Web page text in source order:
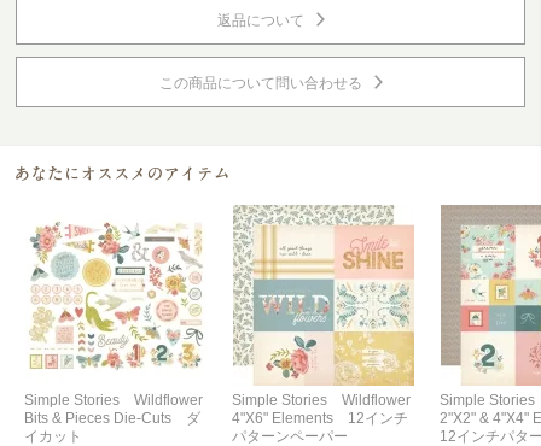
返品について
この商品について問い合わせる
Simple Stories Wildflower
Bits & Pieces Die-Cuts ダ
イカット
Simple Stories Wildflower
4"X6" Elements 12インチ
パターンペーパー
Simple
2"X2" &
12インチパタ